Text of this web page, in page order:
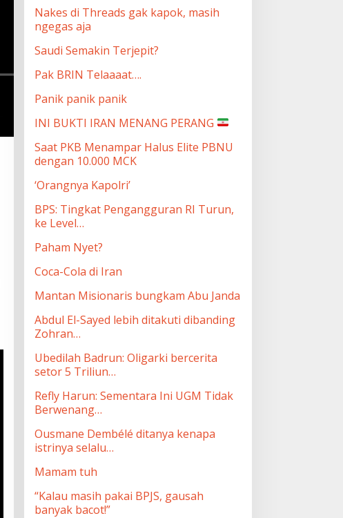
Nakes di Threads gak kapok, masih
ngegas aja
Saudi Semakin Terjepit?
Pak BRIN Telaaaat….
Panik panik panik
INI BUKTI IRAN MENANG PERANG
Saat PKB Menampar Halus Elite PBNU
dengan 10.000 MCK
‘Orangnya Kapolri’
BPS: Tingkat Pengangguran RI Turun,
ke Level…
Paham Nyet?
Coca-Cola di Iran
Mantan Misionaris bungkam Abu Janda
Abdul El-Sayed lebih ditakuti dibanding
Zohran…
Ubedilah Badrun: Oligarki bercerita
setor 5 Triliun…
Refly Harun: Sementara Ini UGM Tidak
Berwenang…
Ousmane Dembélé ditanya kenapa
istrinya selalu…
Mamam tuh
“Kalau masih pakai BPJS, gausah
banyak bacot!”